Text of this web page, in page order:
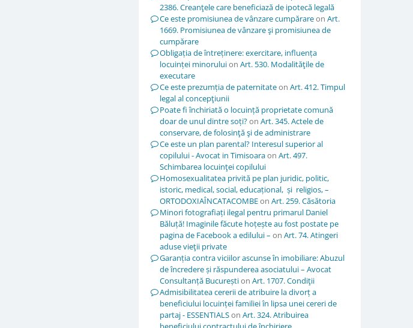
2386. Creanţele care beneficiază de ipotecă legală
Ce este promisiunea de vânzare cumpărareon Art.
1669. Promisiunea de vânzare şi promisiunea de
cumpărare
Obligația de întreținere: exercitare, influența
locuinței minoruluion Art. 530. Modalităţile de
executare
Ce este prezumția de paternitateon Art. 412. Timpul
legal al concepţiunii
Poate fi închiriată o locuință proprietate comună
doar de unul dintre soți?on Art. 345. Actele de
conservare, de folosinţă şi de administrare
Ce este un plan parental? Interesul superior al
copilului - Avocat in Timisoaraon Art. 497.
Schimbarea locuinţei copilului
Homosexualitatea privită pe plan juridic, politic,
istoric, medical, social, educațional, și religios, –
ORTODOXIAÎNCATACOMBEon Art. 259. Căsătoria
Minori fotografiați ilegal pentru primarul Daniel
Băluță! Imaginile făcute hoțește au fost postate pe
pagina de Facebook a edilului – on Art. 74. Atingeri
aduse vieţii private
Garanția contra viciilor ascunse în imobiliare: Abuzul
de încredere și răspunderea asociatului – Avocat
Consultanță Bucureștion Art. 1707. Condiţii
Admisibilitatea cererii de atribuire la divorț a
beneficiului locuinței familiei în lipsa unei cereri de
partaj - ESSENTIALSon Art. 324. Atribuirea